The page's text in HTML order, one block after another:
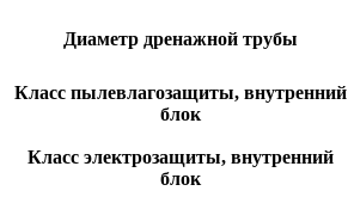
Диаметр дренажной трубы
Класс пылевлагозащиты, внутренний
блок
Класс электрозащиты, внутренний
блок